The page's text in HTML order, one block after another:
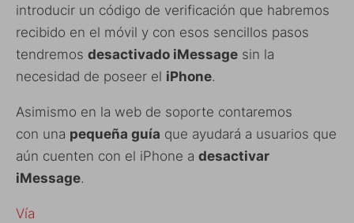
introducir un código de verificación que habremos
recibido en el móvil y con esos sencillos pasos
tendremos desactivado iMessage sin la
necesidad de poseer el iPhone.
Asimismo en la web de soporte contaremos
con una pequeña guía que ayudará a usuarios que
aún cuenten con el iPhone a desactivar
iMessage.
Vía